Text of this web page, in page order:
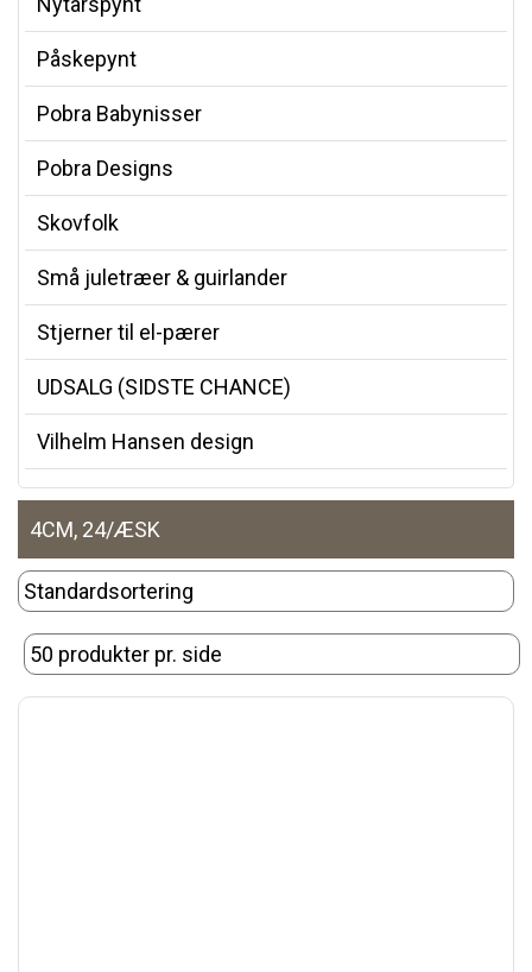
Påskepynt
Pobra Babynisser
Pobra Designs
Skovfolk
Små juletræer & guirlander
Stjerner til el-pærer
UDSALG (SIDSTE CHANCE)
Vilhelm Hansen design
4CM, 24/ÆSK